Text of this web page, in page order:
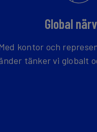
Global
kontor och
tänker vi globalt